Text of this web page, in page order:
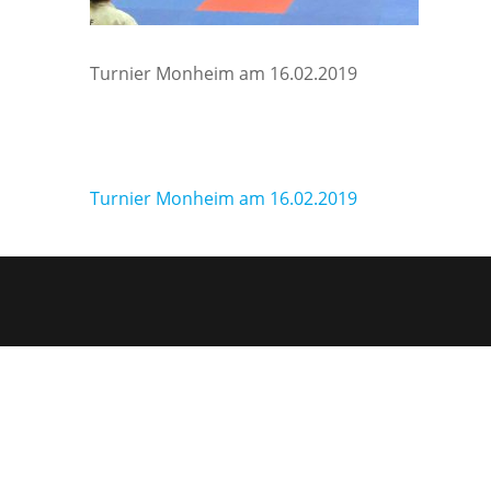
Turnier Monheim am 16.02.2019
Beitragsnavigation
Turnier Monheim am 16.02.2019